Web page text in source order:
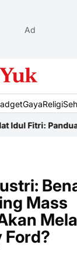
Ad
GayaReligi
Panduan
Mass
Ford?